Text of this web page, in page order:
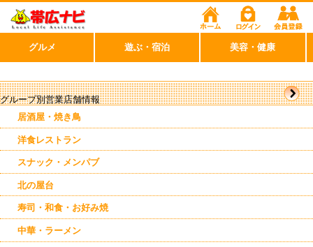
グループ別営業店舗情報
居酒屋・焼き鳥
洋食レストラン
スナック・メンパブ
北の屋台
寿司・和食・お好み焼
中華・ラーメン
グルメ 遊ぶ・宿泊 美容・健康